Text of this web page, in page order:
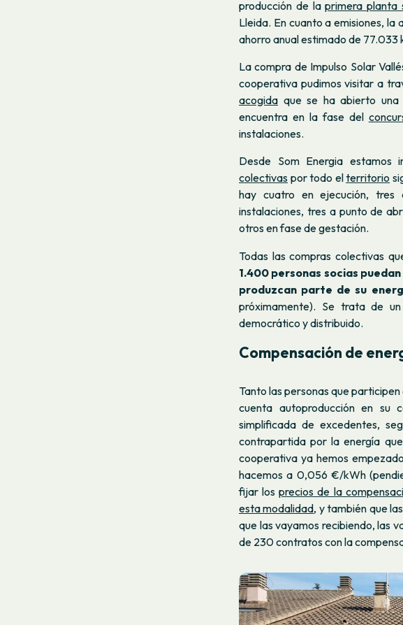
producción de laprimera planta
Lleida. En cuanto a emisiones,
ahorro anual estimado de 77.033
La compra de Impulso Solar
cooperativa pudimos visitar a
acogida que se ha abierto una
encuentra en la fase del
instalaciones.
Desde Som Energia estamos
colectivas por todo elterritorio
hay cuatro en ejecución, tres
instalaciones, tres a punto de
otros en fase de gestación.
Todas las compras colectivas
1.400 personas socias
produzcan parte de su
próximamente). Se trata de
democrático y distribuido.
Compensación de
Tanto las personas que
cuenta autoproducción en su
simplificada de excedentes,
contrapartida por la energía
cooperativa ya hemos
hacemos a 0,056 €/kWh
fijar losprecios de la
esta modalidad, y también que
que las vayamos recibiendo, las
de 230 contratos con la